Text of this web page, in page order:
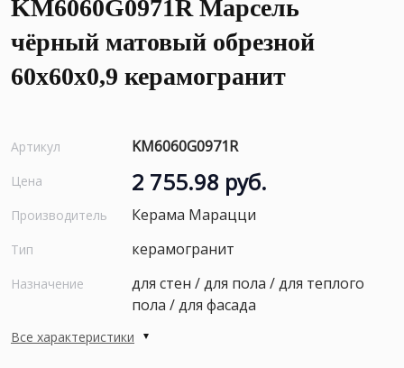
KM6060G0971R Марсель
чёрный матовый обрезной
60x60x0,9 керамогранит
Артикул KM6060G0971R
Цена 2 755.98 руб.
Производитель Керама Марацци
Тип керамогранит
Назначение
для стен / для пола / для теплого
пола / для фасада
Все характеристики